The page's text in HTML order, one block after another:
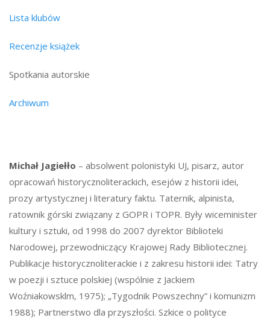
Lista klubów
Recenzje książek
Spotkania autorskie
Archiwum
Michał Jagiełło – absolwent polonistyki UJ, pisarz, autor
opracowań historycznoliterackich, esejów z historii idei,
prozy artystycznej i literatury faktu. Taternik, alpinista,
ratownik górski związany z GOPR i TOPR. Były wiceminister
kultury i sztuki, od 1998 do 2007 dyrektor Biblioteki
Narodowej, przewodniczący Krajowej Rady Bibliotecznej.
Publikacje historycznoliterackie i z zakresu historii idei: Tatry
w poezji i sztuce polskiej (wspólnie z Jackiem
Woźniakowsklm, 1975); „Tygodnik Powszechny” i komunizm
1988); Partnerstwo dla przyszłości. Szkice o polityce